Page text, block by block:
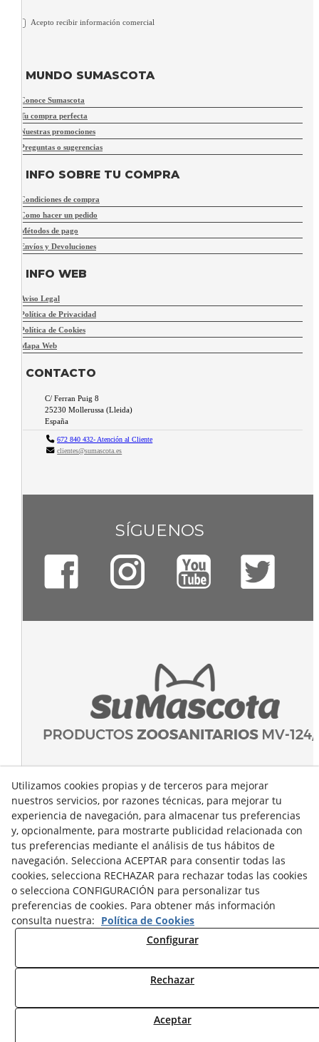
Acepto recibir información comercial
MUNDO SUMASCOTA
Conoce Sumascota
Tu compra perfecta
Nuestras promociones
Preguntas o sugerencias
INFO SOBRE TU COMPRA
Condiciones de compra
Como hacer un pedido
Métodos de pago
Envíos y Devoluciones
INFO WEB
Aviso Legal
Política de Privacidad
Política de Cookies
Mapa Web
CONTACTO
C/ Ferran Puig 8
25230 Mollerussa (Lleida)
España
672 840 432- Atención al Cliente
clientes@sumascota.es
SÍGUENOS
Utilizamos cookies propias y de terceros para mejorar
nuestros servicios, por razones técnicas, para mejorar tu
experiencia de navegación, para almacenar tus preferencias
y, opcionalmente, para mostrarte publicidad relacionada con
tus preferencias mediante el análisis de tus hábitos de
navegación. Selecciona ACEPTAR para consentir todas las
cookies, selecciona RECHAZAR para rechazar todas las cookies
o selecciona CONFIGURACIÓN para personalizar tus
preferencias de cookies. Para obtener más información
consulta nuestra: Política de Cookies
Configurar
Rechazar
Aceptar